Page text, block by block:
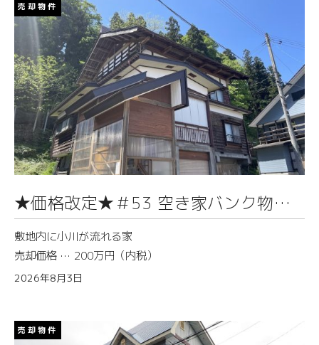
売却物件
★価格改定★＃53 空き家バンク物件
情報（芦ヶ崎）
敷地内に小川が流れる家
売却価格 … 200万円（内税）
2026年8月3日
売却物件